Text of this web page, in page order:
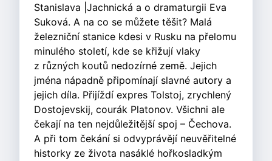
Stanislava |Jachnická a o dramaturgii Eva
Suková. A na co se můžete těšit? Malá
železniční stanice kdesi v Rusku na přelomu
minulého století, kde se křižují vlaky
z různých koutů nedozírné země. Jejich
jména nápadně připomínají slavné autory a
jejich díla. Přijíždí expres Tolstoj, zrychlený
Dostojevskij, courák Platonov. Všichni ale
čekají na ten nejdůležitější spoj – Čechova.
A při tom čekání si odvyprávějí neuvěřitelné
historky ze života nasáklé hořkosladkým